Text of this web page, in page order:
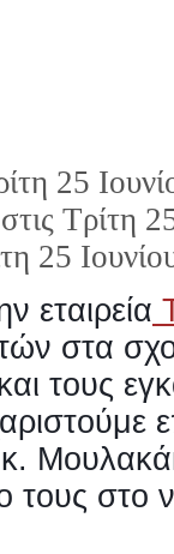
25
Τρίτη
25
εταιρεία
στα
τους
τους στο